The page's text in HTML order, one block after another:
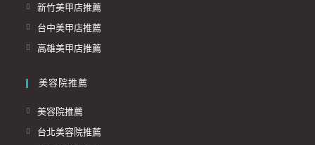
新竹美甲店推薦
台中美甲店推薦
高雄美甲店推薦
美容院推薦
美容院推薦
台北美容院推薦